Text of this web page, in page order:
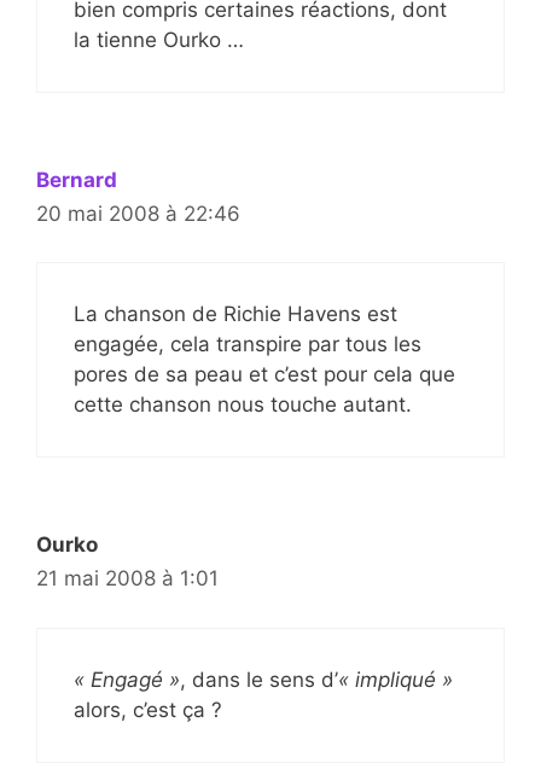
bien compris certaines réactions, dont
la tienne Ourko …
Bernard
20 mai 2008 à 22:46
La chanson de Richie Havens est
engagée, cela transpire par tous les
pores de sa peau et c’est pour cela que
cette chanson nous touche autant.
Ourko
21 mai 2008 à 1:01
« Engagé », dans le sens d’« impliqué »
alors, c’est ça ?